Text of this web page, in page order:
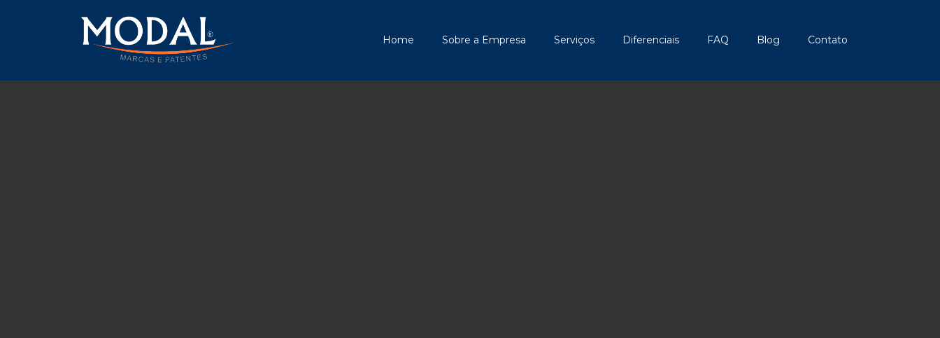
Home Sobre a Empresa Serviços Diferenciais FAQ Blog Contato